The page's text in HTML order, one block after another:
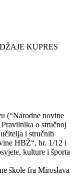
KUPRES
(“Narodne novine
o stručnoj
i stručnih
HBŽ“, br. 1/12 i
kulture i športa
škole fra Miroslava